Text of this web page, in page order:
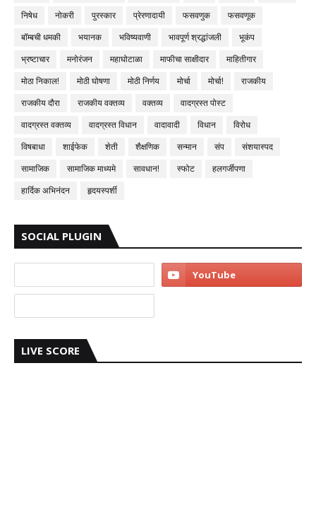
निषेध
नोकरी पुरस्कार प्रेरणादायी फसवणुक
फसवणूक
बॉम्बची धमकी
भयानक भविष्यवाणी भावपूर्ण श्रद्धांजली
भूकंप
भ्रष्टाचार
मनोरंजन महाघोटाळा माफीचा साक्षीदार
माहितीगार
मोठा निकाल!
मोठी घोषणा मोठी निर्णय मोर्चा मोर्चा!
राजकीय
राजकीय दौरा
राजकीय वक्तव्य वक्तव्य
वादग्रस्त पोस्ट
वादग्रस्त वक्तव्य
वादग्रस्त विधान वादावादी विधान
विरोध
विषबाधा
शाईफेक शेती शैक्षणिक सन्मान संप
संशयास्पद
सामाजिक
सामाजिक माध्यमे सावधान! स्फोट
हलगर्जीपणा
हार्दिक अभिनंदन
हृदयस्पर्शी
SOCIAL PLUGIN
LIVE SCORE